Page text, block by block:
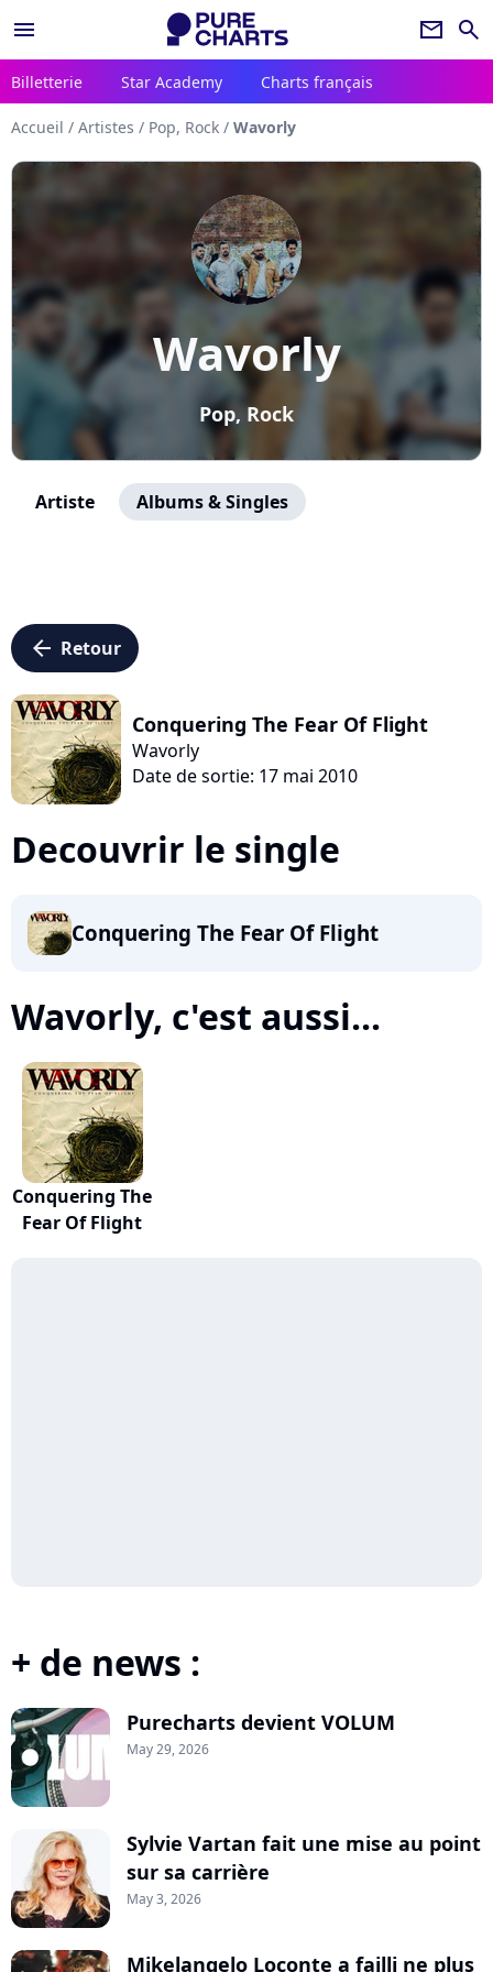
menu newsletter search
Billetterie Star Academy Charts français
Accueil / Artistes / Pop, Rock / Wavorly
Wavorly
Pop, Rock
Artiste Albums & Singles
arrow_left Retour
Conquering The Fear Of Flight
Wavorly
Date de sortie: 17 mai 2010
Decouvrir le single
Conquering The Fear Of Flight
Wavorly, c'est aussi...
Conquering The
Fear Of Flight
+ de news :
Purecharts devient VOLUM
May 29, 2026
Sylvie Vartan fait une mise au point
sur sa carrière
May 3, 2026
Mikelangelo Loconte a failli ne plus